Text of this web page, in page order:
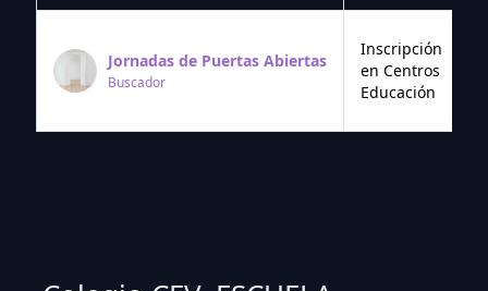
Jornadas de Puertas Abiertas
Buscador
Inscripción
en Centros
Educación